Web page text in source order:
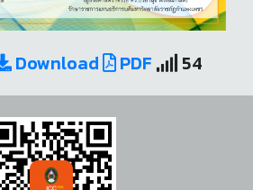
Download PDF 54